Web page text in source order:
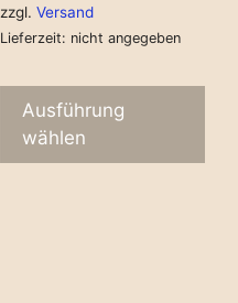
zzgl. Versand
Lieferzeit: nicht angegeben
Ausführung
wählen